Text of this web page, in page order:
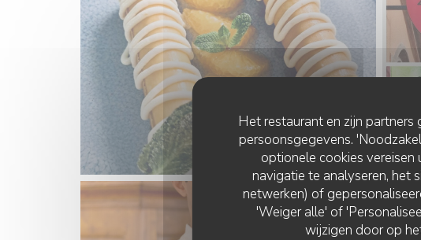
Het restaurant en zijn
persoonsgegevens.
optionele cookies
navigatie te analyseren, het
netwerken) of
'Weiger alle' of
wijzigen door op